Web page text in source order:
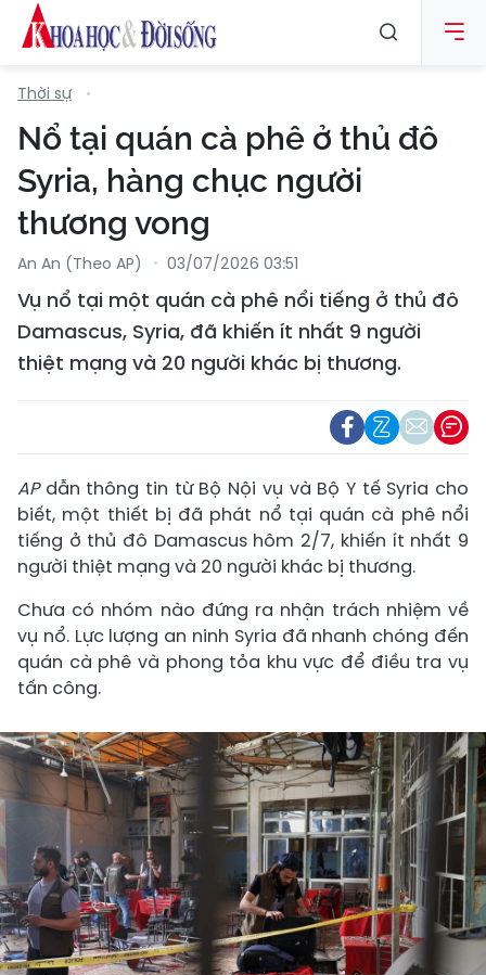
Thời sự
Nổ tại quán cà phê ở thủ đô
Syria, hàng chục người
thương vong
An An (Theo AP) 03/07/2026 03:51
Vụ nổ tại một quán cà phê nổi tiếng ở thủ đô
Damascus, Syria, đã khiến ít nhất 9 người
thiệt mạng và 20 người khác bị thương.
APdẫn thông tin từ Bộ Nội vụ và Bộ Y tế Syria cho
biết, một thiết bị đã phát nổ tại quán cà phê nổi
tiếng ở thủ đô Damascus hôm 2/7, khiến ít nhất 9
người thiệt mạng và 20 người khác bị thương.
Chưa có nhóm nào đứng ra nhận trách nhiệm về
vụ nổ. Lực lượng an ninh Syria đã nhanh chóng đến
quán cà phê và phong tỏa khu vực để điều tra vụ
tấn công.